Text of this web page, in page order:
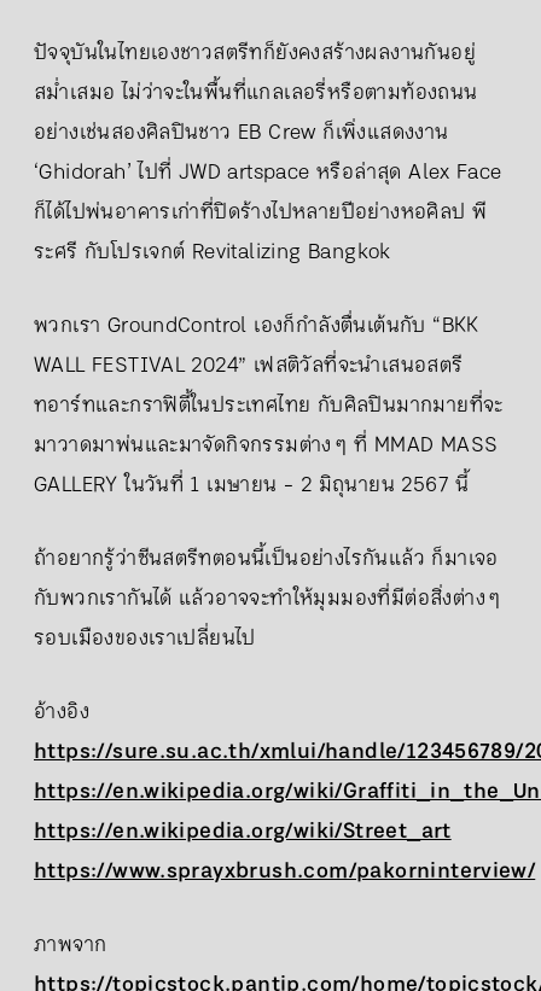
ปัจจุบันในไทยเองชาวสตรีทก็ยังคงสร้างผลงานกันอยู่
สม่ำเสมอ ไม่ว่าจะในพื้นที่แกลเลอรี่หรือตามท้องถนน
อย่างเช่นสองศิลปินชาว EB Crew ก็เพิ่งแสดงงาน
‘Ghidorah’ ไปที่ JWD artspace หรือล่าสุด Alex Face
ก็ได้ไปพ่นอาคารเก่าที่ปิดร้างไปหลายปีอย่างหอศิลป พี
ระศรี กับโปรเจกต์ Revitalizing Bangkok
พวกเรา GroundControl เองก็กำลังตื่นเต้นกับ “BKK
WALL FESTIVAL 2024” เฟสติวัลที่จะนำเสนอสตรี
ทอาร์ทและกราฟิตี้ในประเทศไทย กับศิลปินมากมายที่จะ
มาวาดมาพ่นและมาจัดกิจกรรมต่าง ๆ ที่ MMAD MASS
GALLERY ในวันที่ 1 เมษายน - 2 มิถุนายน 2567 นี้
ถ้าอยากรู้ว่าซีนสตรีทตอนนี้เป็นอย่างไรกันแล้ว ก็มาเจอ
กับพวกเรากันได้ แล้วอาจจะทำให้มุมมองที่มีต่อสิ่งต่าง ๆ
รอบเมืองของเราเปลี่ยนไป
อ้างอิง
https://sure.su.ac.th/xmlui/handle/123456789/
https://en.wikipedia.org/wiki/
https://en.wikipedia.org/wiki/Street_art
https://www.sprayxbrush.com/pakorninterview/
ภาพจาก